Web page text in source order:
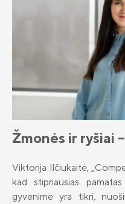
II pensijų
Investicinis
Kas yra
Rizikų
Draudimas
„OncoDrop“
Pensinio
Papildomi
ADB
SE“
Naujienos
Apie mus
Valdyba ir
Žmonės ir ryšiai
Viktorija Ilčiukaitė,
kad stipriausias
gyvenime yra tikri,